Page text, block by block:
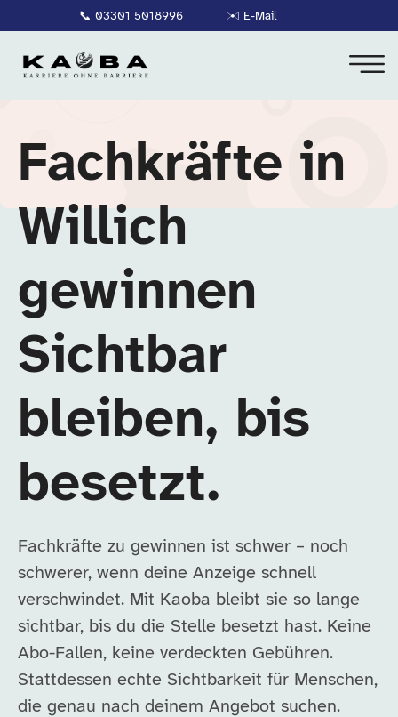
📞 03301 5018996 ✉️ E-Mail
Fachkräfte in
Willich
gewinnen
Sichtbar
bleiben, bis
besetzt.
Fachkräfte zu gewinnen ist schwer – noch
schwerer, wenn deine Anzeige schnell
verschwindet. Mit Kaoba bleibt sie so lange
sichtbar, bis du die Stelle besetzt hast. Keine
Abo-Fallen, keine verdeckten Gebühren.
Stattdessen echte Sichtbarkeit für Menschen,
die genau nach deinem Angebot suchen.